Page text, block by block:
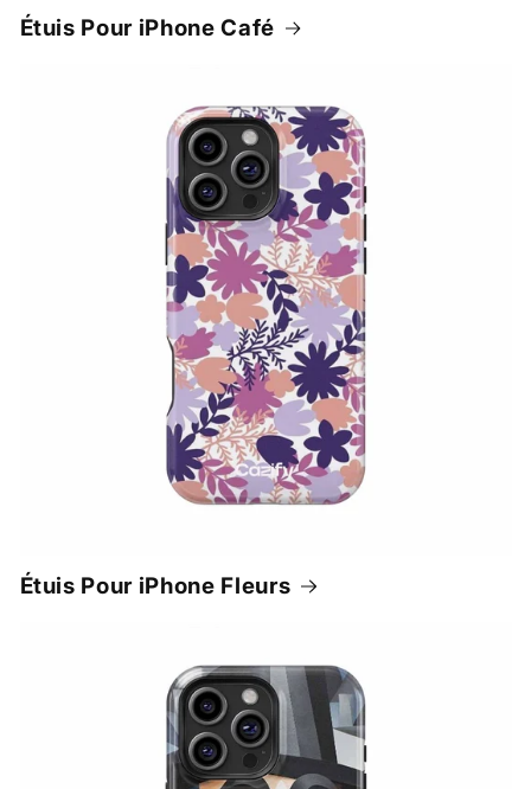
Étuis Pour iPhone Café
Étuis Pour iPhone Fleurs